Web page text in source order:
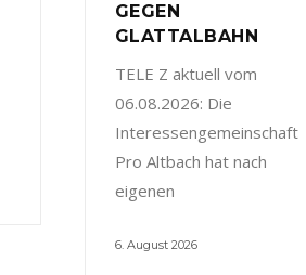
GEGEN
GLATTALBAHN
TELE Z aktuell vom
06.08.2026: Die
Interessengemeinschaft
Pro Altbach hat nach
eigenen
6. August 2026